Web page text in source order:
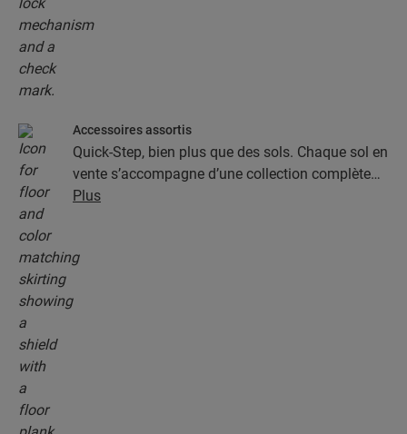
Accessoires assortis
Quick-Step, bien plus que des sols. Chaque sol en
vente s’accompagne d’une collection complète
d’accessoires, parmi lesquels des sous-couches,
Plus